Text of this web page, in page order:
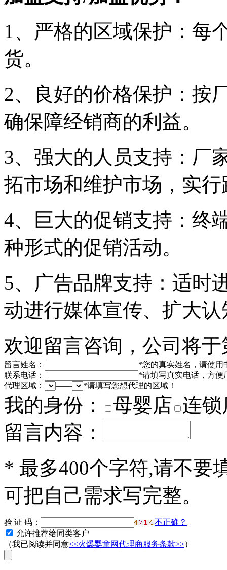
1、严格的区域保护：每
货。
2、良好的价格保护：按
确保障经销商的利益。
3、强大的人员支持：厂
拓市场和维护市场，实
4、巨大的促销支持：终
种形式的促销活动。
5、广告品牌支持：适时
动进行媒体宣传、扩大认
欢迎留言咨询，公司将
留言姓名： *您的真实姓名，请使用
联系电话：
*请填写真实电话，方便
代理区域：
—— *请填写您想代理的区域！
我的身份： 母婴店 连锁
留言内容：
* 最多400个字符,请不要
可把自己需求写完整。
验 证 码：
不正确？
允许推荐给同类客户
（我已阅读并同意<<火爆婴童网代理商服务条款>>）